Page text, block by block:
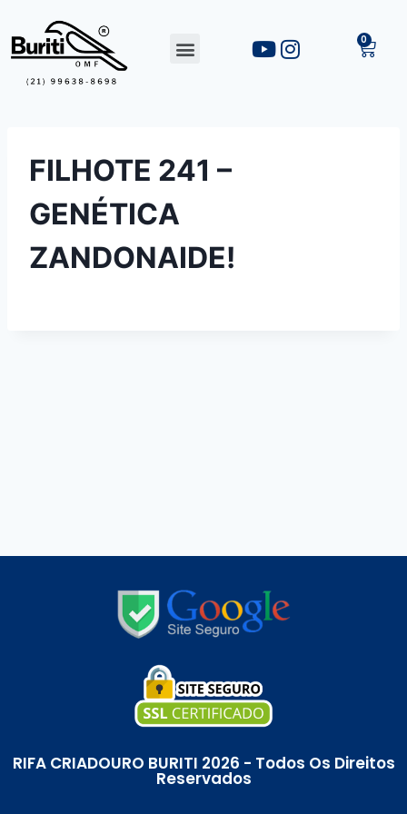
FILHOTE 241 –
GENÉTICA
ZANDONAIDE!
RIFA CRIADOURO BURITI 2026 - Todos Os Direitos
Reservados